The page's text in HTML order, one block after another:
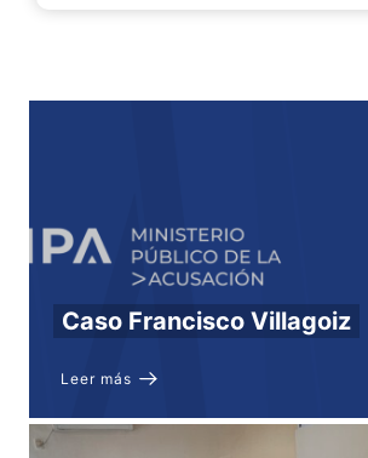
Caso Francisco Villagoiz
Leer más